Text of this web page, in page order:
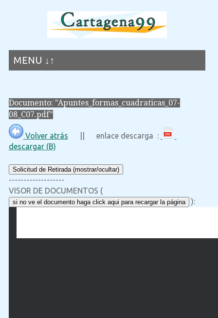
MENU ↓↑
Documento: "Apuntes_formas_cuadraticas_07-
08_C07.pdf"
Volver atrás || enlace descarga :
descargar (B)
Solicitud de Retirada (mostrar/ocultar)
-------------------
VISOR DE DOCUMENTOS (
si no ve el documento haga click aqui para recargar la página ):